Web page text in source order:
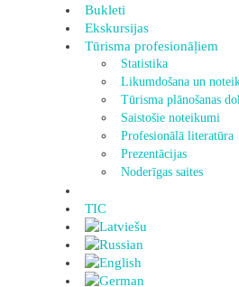
Bukleti
Ekskursijas
Tūrisma profesionāļiem
Statistika
Likumdošana un
Tūrisma plānošanas
Saistošie noteikumi
Profesionālā literatūra
Prezentācijas
Noderīgas saites
TIC